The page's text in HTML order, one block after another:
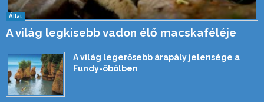
Állat
A világ legkisebb vadon élő macskaféléje
A világ legerősebb árapály jelensége a
Fundy-öbölben